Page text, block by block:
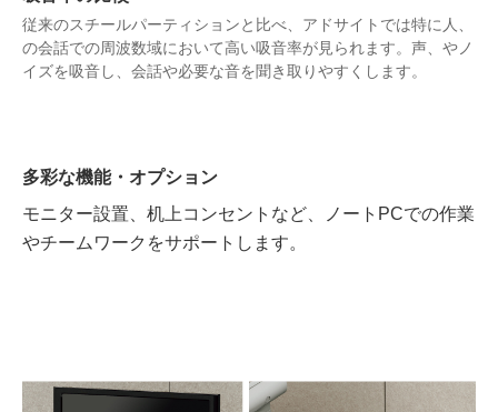
従来のスチールパーティションと比べ、アドサイトでは特に人、
の会話での周波数域において高い吸音率が見られます。声、やノ
イズを吸音し、会話や必要な音を聞き取りやすくします。
多彩な機能・オプション
モニター設置、机上コンセントなど、ノートPCでの作業
やチームワークをサポートします。